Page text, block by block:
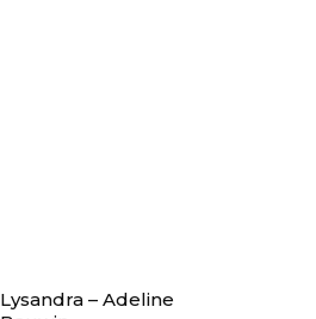
Lysandra – Adeline